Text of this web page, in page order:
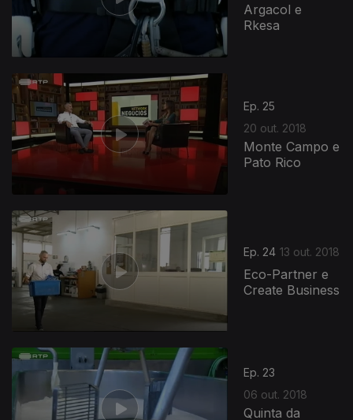
Argacol e
Rkesa
Ep. 25
20 out. 2018
Monte Campo e
Pato Rico
Ep. 24 13 out. 2018
Eco-Partner e
Create Business
Ep. 23
06 out. 2018
Quinta da
368220